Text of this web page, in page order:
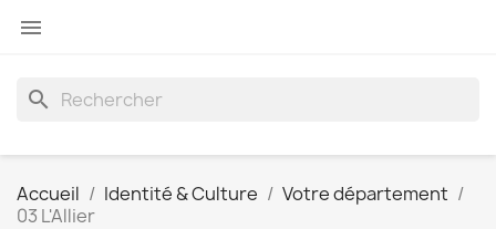

search
Accueil Identité & Culture
Votre département
03 L'Allier